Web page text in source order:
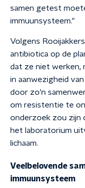
samen getest
immuunsysteem."
Volgens
antibiotica op de
dat ze niet werken,
in aanwezigheid
door zo'n
om resistentie te
onderzoek zou zijn
het laboratorium
lichaam.
Veelbelovende
immuunsysteem